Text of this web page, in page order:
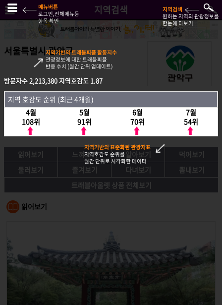
지역검색
서울특별시 관악구
방문자수2,213,380지역호감도 1.87
지역호감도 순위 (최근 4개월)
4월
108위
5월
91위
6월
70위
7월
54위
읽어보기 느껴보기 알아보기
먹어보기
둘러보기
즐겨보기 다녀보기
뽐내보기
트래블아울렛 상품 전체보기
읽어보기
방문자수2,213,380지역호감도 1.87
지역 호감도 순위 (최근 4개월)
4월
108위
5월
91위
6월
70위
7월
54위
메뉴버튼
로그인,전체메뉴등
항목 확인
지역검색
원하는 지역의 관광정보를
한눈에 다보기
지역기반의 트래블피플 활동지수
관광정보에 대한 트래블피플
반응 수치 (월간 단위 업데이트)
지역기반의 표준화된 관광지표
지역호감도 순위를
월간 단위로 시각화한 데이터